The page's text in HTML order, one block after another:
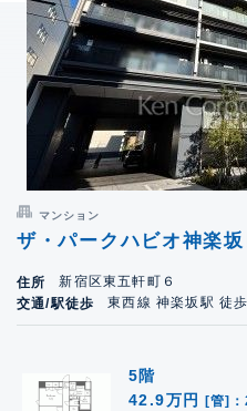
マンション
ザ・パークハビオ神楽
住所
新宿区東五軒町６
交通/駅徒歩
東西線 神楽坂駅 徒
5階
42.9万円
[管]